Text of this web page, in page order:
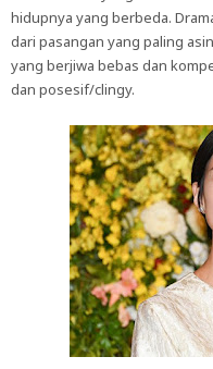
hidupnya yang berbeda.
dari pasangan yang paling
yang berjiwa bebas dan
dan posesif/clingy.